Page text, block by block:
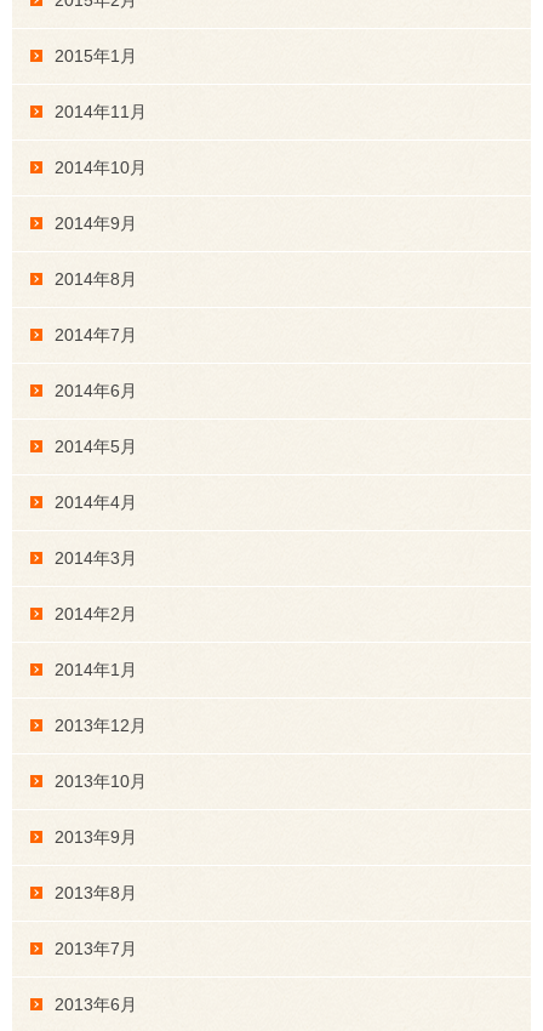
2015年1月
2014年11月
2014年10月
2014年9月
2014年8月
2014年7月
2014年6月
2014年5月
2014年4月
2014年3月
2014年2月
2014年1月
2013年12月
2013年10月
2013年9月
2013年8月
2013年7月
2013年6月